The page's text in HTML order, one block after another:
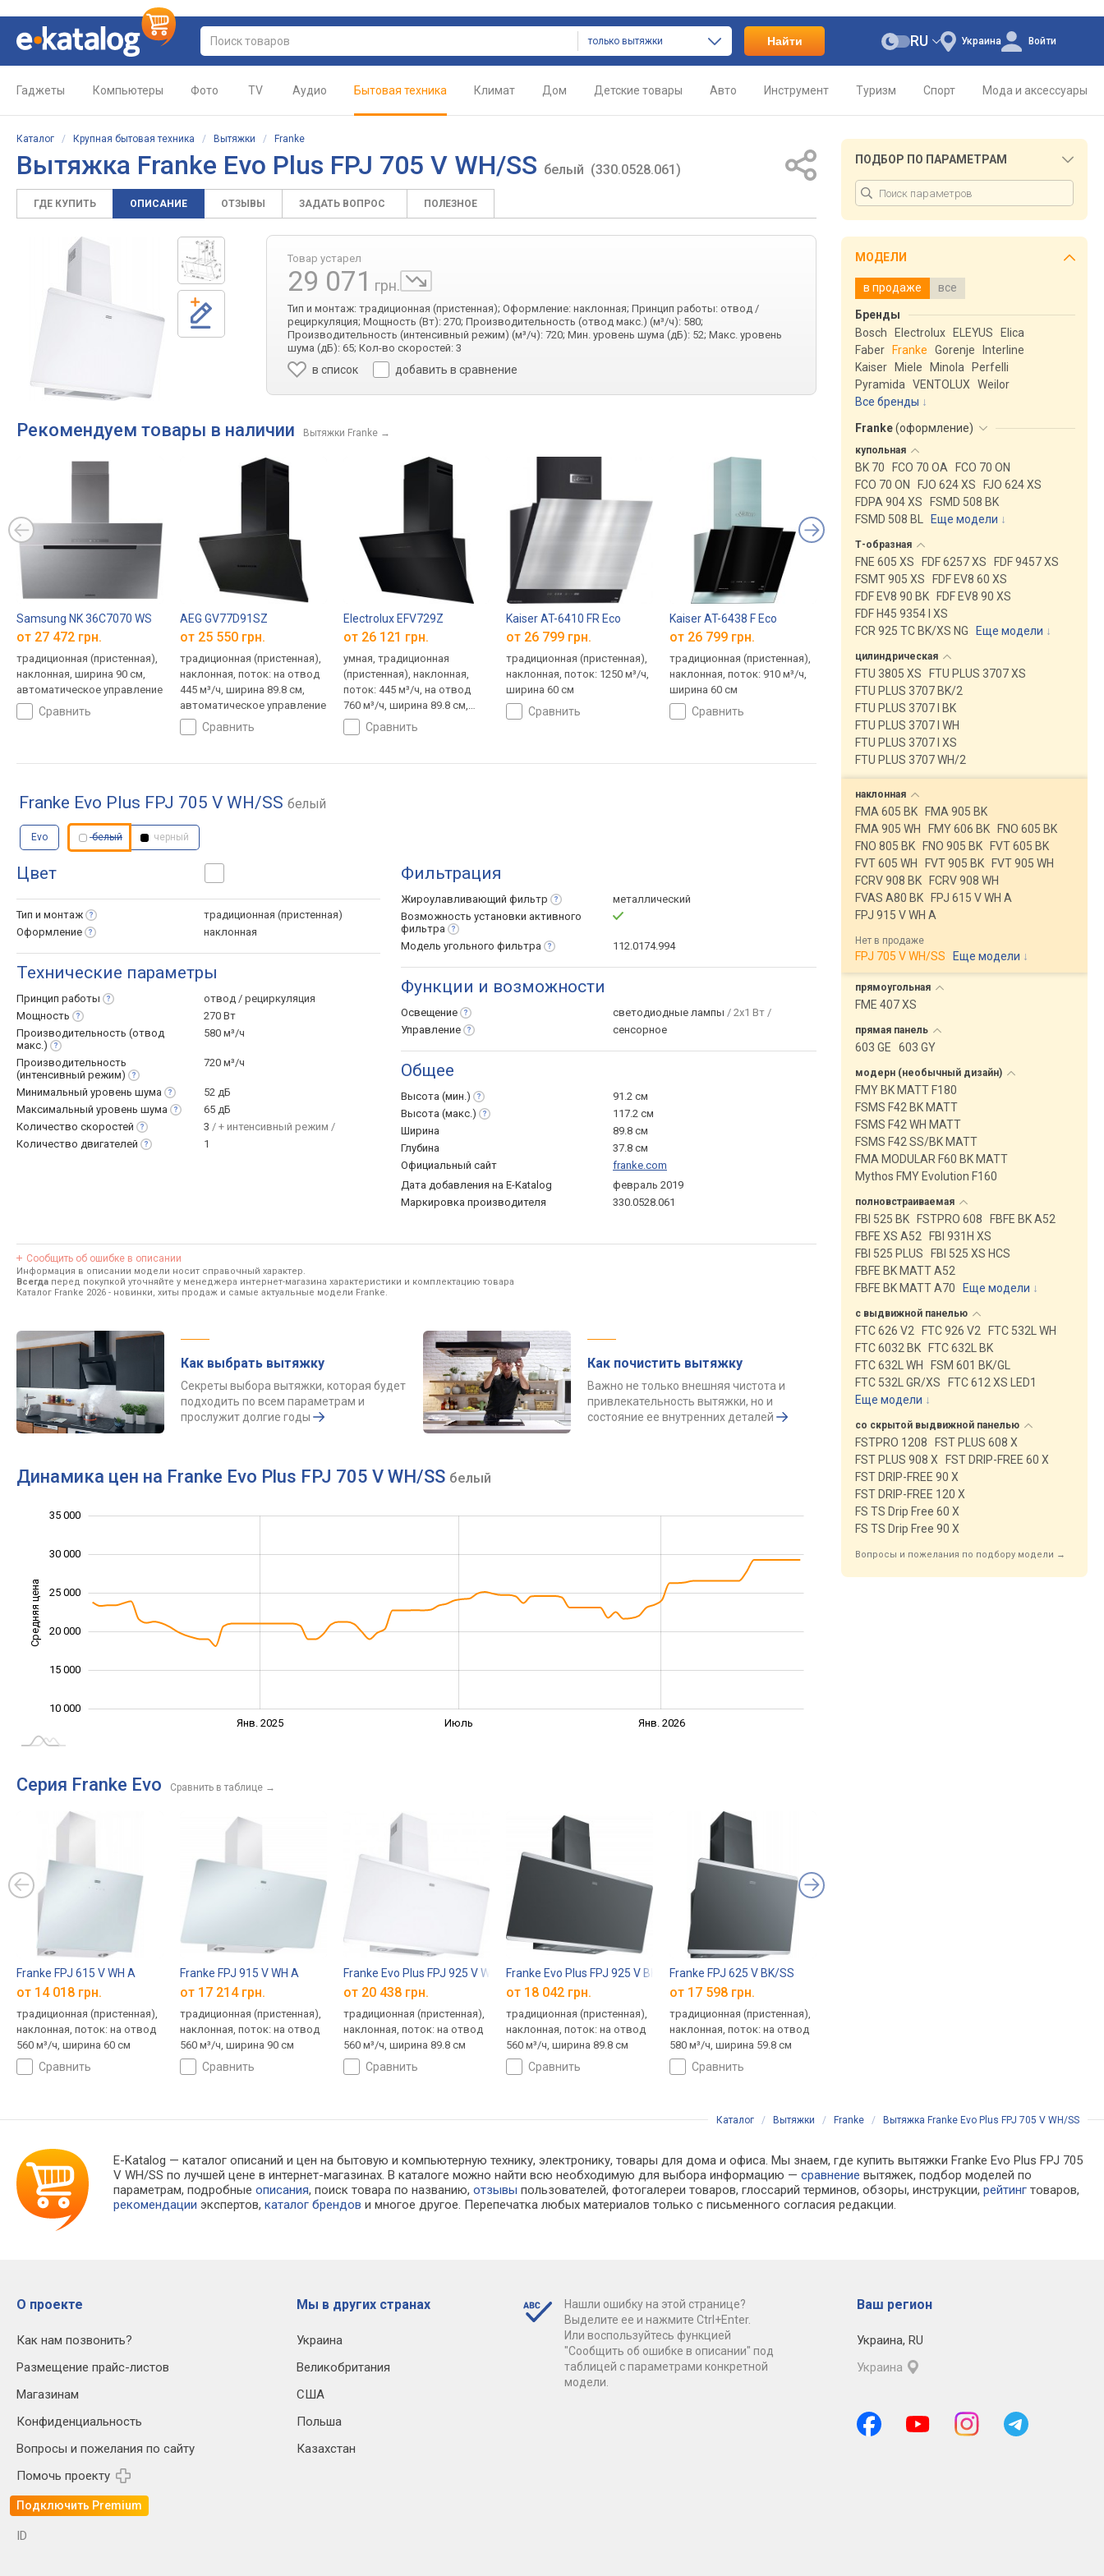
только вытяжки Найти Украина
RU Войти
Гаджеты Компьютеры Фото TV Аудио Бытовая техника Климат Дом Детские товары Авто Инструмент Туризм Спорт Мода и аксессуары
Каталог / Крупная бытовая техника / Вытяжки / Franke
Вытяжка Franke Evo Plus FPJ 705 V WH/SS белый (330.0528.061)
ГДЕ КУПИТЬ ОПИСАНИЕ ОТЗЫВЫ ЗАДАТЬ ВОПРОС ПОЛЕЗНОЕ
Товар устарел
29 071 грн.
Тип и монтаж: традиционная (пристенная); Оформление: наклонная; Принцип работы: отвод /
рециркуляция; Мощность (Вт): 270; Производительность (отвод макс.) (м³/ч): 580;
Производительность (интенсивный режим) (м³/ч): 720; Мин. уровень шума (дБ): 52; Макс. уровень
шума (дБ): 65; Кол-во скоростей: 3
в список добавить в сравнение
Рекомендуем товары в наличии Вытяжки Franke →
Samsung NK 36C7070 WS
от 27 472 грн.
традиционная (пристенная),
наклонная, ширина 90 см,
автоматическое управление
сравнить
AEG GV77D91SZ
от 25 550 грн.
традиционная (пристенная),
наклонная, поток: на отвод
445 м³/ч, ширина 89.8 см,
автоматическое управление
сравнить
Electrolux EFV729Z
от 26 121 грн.
умная, традиционная
(пристенная), наклонная,
поток: 445 м³/ч, на отвод
760 м³/ч, ширина 89.8 см,
автоматическое управление
сравнить
Kaiser AT-6410 FR Eco
от 26 799 грн.
традиционная (пристенная),
наклонная, поток: 1250 м³/ч,
ширина 60 см
сравнить
Kaiser AT-6438 F Eco
от 26 799 грн.
традиционная (пристенная),
наклонная, поток: 910 м³/ч,
ширина 60 см
сравнить
Fabiano Costa Silence+ 90
от 26 752 грн.
традиционная (пристенная),
наклонная, поток: 620 м³/ч,
ширина 89.8 см
сравнить
от 27 566 грн.
наклонная, поток:
Franke Evo Plus FPJ 705 V WH/SS белый
Evo белый черный
Цвет
Тип и монтаж
традиционная (пристенная)
Оформление
наклонная
Технические параметры
Принцип работы
отвод / рециркуляция
Мощность
270 Вт
Производительность (отвод
макс.)
580 м³/ч
Производительность
(интенсивный режим)
720 м³/ч
Минимальный уровень шума
52 дБ
Максимальный уровень шума
65 дБ
Количество скоростей 3 / + интенсивный режим /
Количество двигателей 1
Фильтрация
Жироулавливающий фильтр
металлический
Возможность установки активного
фильтра
Модель угольного фильтра 112.0174.994
Функции и возможности
Освещение светодиодные лампы / 2x1 Вт /
Управление
сенсорное
Общее
Высота (мин.)
91.2 см
Высота (макс.)
117.2 см
Ширина
89.8 см
Глубина
37.8 см
Официальный сайт
franke.com
Дата добавления на E-Katalog
февраль 2019
Маркировка производителя
330.0528.061
Сообщить об ошибке в описании
Информация в описании модели носит справочный характер.
Всегда перед покупкой уточняйте у менеджера интернет-магазина характеристики и комплектацию товара
Каталог Franke 2026 - новинки, хиты продаж и самые актуальные модели Franke.
Как выбрать вытяжку
Секреты выбора вытяжки, которая будет
подходить по всем параметрам и
прослужит долгие годы
Как почистить вытяжку
Важно не только внешняя чистота и
привлекательность вытяжки, но и
состояние ее внутренних деталей
Динамика цен на Franke Evo Plus FPJ 705 V WH/SS белый
Средняя цена
10 000
15 000
20 000
25 000
30 000
35 000
Янв. 2025 Июль Янв. 2026
Серия Franke Evo Сравнить в таблице →
Franke FPJ 615 V WH A
от 14 018 грн.
традиционная (пристенная),
наклонная, поток: на отвод
560 м³/ч, ширина 60 см
сравнить
Franke FPJ 915 V WH A
от 17 214 грн.
традиционная (пристенная),
наклонная, поток: на отвод
560 м³/ч, ширина 90 см
сравнить
Franke Evo Plus FPJ 925 V WH/SS
от 20 438 грн.
традиционная (пристенная),
наклонная, поток: на отвод
560 м³/ч, ширина 89.8 см
сравнить
Franke Evo Plus FPJ 925 V BK/SS
от 18 042 грн.
традиционная (пристенная),
наклонная, поток: на отвод
560 м³/ч, ширина 89.8 см
сравнить
Franke FPJ 625 V BK/SS
от 17 598 грн.
традиционная (пристенная),
наклонная, поток: на отвод
580 м³/ч, ширина 59.8 см
сравнить
ПОДБОР ПО ПАРАМЕТРАМ
МОДЕЛИ
в продаже все
Бренды
Bosch
Electrolux ELEYUS
Elica
Faber
Franke Gorenje
Interline
Kaiser
Miele Minola
Perfelli
Pyramida
VENTOLUX
Weilor
Все бренды
Franke(оформление)
купольная
BK 70 FCO 70 OA
FCO 70 ON
FCO 70 ON
FJO 624 XS
FJO 624 XS
FDPA 904 XS
FSMD 508 BK
FSMD 508 BL
Еще модели ↓
Т-образная
FNE 605 XS FDF 6257 XS
FDF 9457 XS
FSMT 905 XS
FDF EV8 60 XS
FDF EV8 90 BK
FDF EV8 90 XS
FDF H45 9354 I XS
FCR 925 TC BK/XS NG
Еще модели ↓
цилиндрическая
FTU 3805 XS
FTU PLUS 3707 XS
FTU PLUS 3707 BK/2
FTU PLUS 3707 I BK
FTU PLUS 3707 I WH
FTU PLUS 3707 I XS
FTU PLUS 3707 WH/2
наклонная
FMA 605 BK
FMA 905 BK
FMA 905 WH
FMY 606 BK
FNO 605 BK
FNO 805 BK
FNO 905 BK
FVT 605 BK
FVT 605 WH
FVT 905 BK
FVT 905 WH
FCRV 908 BK
FCRV 908 WH
FVAS A80 BK
FPJ 615 V WH A
FPJ 915 V WH A
Нет в продаже
FPJ 705 V WH/SS Еще модели ↓
прямоугольная
FME 407 XS
прямая панель
603 GE 603 GY
модерн (необычный дизайн)
FMY BK MATT F180
FSMS F42 BK MATT
FSMS F42 WH MATT
FSMS F42 SS/BK MATT
FMA MODULAR F60 BK MATT
Mythos FMY Evolution F160
полновстраиваемая
FBI 525 BK FSTPRO 608
FBFE BK A52
FBFE XS A52
FBI 931H XS
FBI 525 PLUS
FBI 525 XS HCS
FBFE BK MATT A52
FBFE BK MATT A70
Еще модели ↓
с выдвижной панелью
FTC 626 V2 FTC 926 V2
FTC 532L WH
FTC 6032 BK
FTC 632L BK
FTC 632L WH
FSM 601 BK/GL
FTC 532L GR/XS
FTC 612 XS LED1
Еще модели ↓
со скрытой выдвижной панелью
FSTPRO 1208
FST PLUS 608 X
FST PLUS 908 X
FST DRIP-FREE 60 X
FST DRIP-FREE 90 X
FST DRIP-FREE 120 X
FS TS Drip Free 60 X
FS TS Drip Free 90 X
Вопросы и пожелания по подбору модели →
Каталог / Вытяжки / Franke / Вытяжка Franke Evo Plus FPJ 705 V WH/SS
E-Katalog — каталог описаний и цен на бытовую и компьютерную технику, электронику, товары для дома и офиса. Мы знаем, где купить вытяжки Franke Evo Plus FPJ 705
V WH/SS по лучшей цене в интернет-магазинах. В каталоге можно найти всю необходимую для выбора информацию —сравнение вытяжек, подбор моделей по
параметрам, подробныеописания, поиск товара по названию,отзывы пользователей, фотогалереи товаров, глоссарий терминов, обзоры, инструкции,рейтинг товаров,
рекомендации экспертов,каталог брендов и многое другое. Перепечатка любых материалов только с письменного согласия редакции.
О проекте
Как нам позвонить?
Размещение прайс-листов
Магазинам
Конфиденциальность
Вопросы и пожелания по сайту
Помочь проекту
Подключить Premium
Мы в других странах
Украина
Великобритания
США
Польша
Казахстан
Нашли ошибку на этой странице?
Выделите ее и нажмите Ctrl+Enter.
Или воспользуйтесь функцией
"Сообщить об ошибке в описании" под
таблицей с параметрами конкретной
модели.
Ваш регион
Украина, RU
Украина
ID